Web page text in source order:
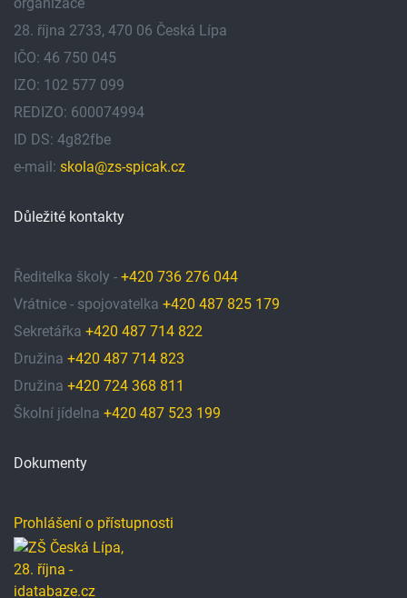
28. října 2733, 470 06 Česká Lípa
IČO: 46 750 045
IZO: 102 577 099
REDIZO: 600074994
ID DS: 4g82fbe
e-mail: skola@zs-spicak.cz
Důležité kontakty
Ředitelka školy - +420 736 276 044
Vrátnice - spojovatelka +420 487 825 179
Sekretářka +420 487 714 822
Družina +420 487 714 823
Družina +420 724 368 811
Školní jídelna +420 487 523 199
Dokumenty
Prohlášení o přístupnosti